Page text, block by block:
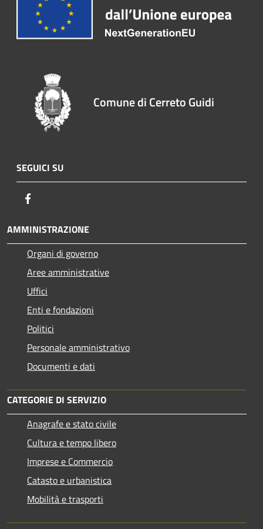
Comune di Cerreto Guidi
SEGUICI SU
AMMINISTRAZIONE
Organi di governo
Aree amministrative
Uffici
Enti e fondazioni
Politici
Personale amministrativo
Documenti e dati
CATEGORIE DI SERVIZIO
Anagrafe e stato civile
Cultura e tempo libero
Imprese e Commercio
Catasto e urbanistica
Mobilità e trasporti